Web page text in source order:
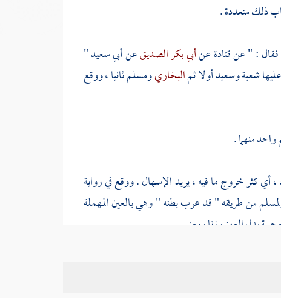
ذلك متعددة .
فقال : " عنقتادةعنأبي بكر الصديقعنأبي سعيد"
شعبةوسعيدأولا ثمالبخاريومسلمثانيا ، ووقع
منهما .
أي كثر خروج ما فيه ، يريد الإسهال . ووقع في رواية
من طريقه " قد عرب بطنه " وهي بالعين المهملة
بدل العين وزنا ومعنى .